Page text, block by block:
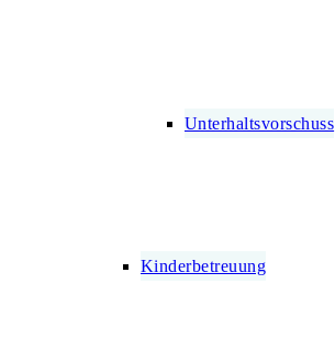
Unterhaltsvorschuss
Kinderbetreuung